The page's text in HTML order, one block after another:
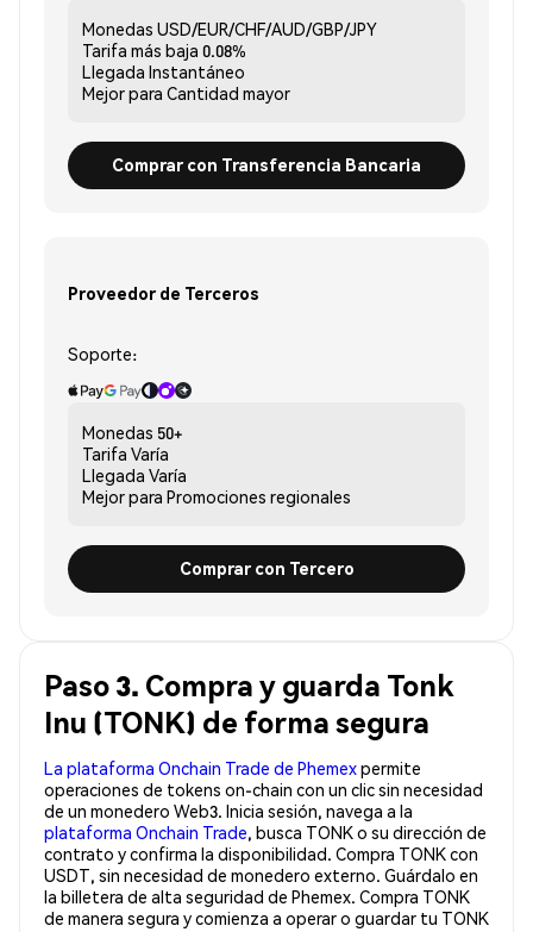
Monedas USD/EUR/CHF/AUD/GBP/JPY
Tarifa más baja 0.08%
Llegada Instantáneo
Mejor para Cantidad mayor
Comprar con Transferencia Bancaria
Proveedor de Terceros
Soporte:
Monedas 50+
Tarifa Varía
Llegada Varía
Mejor para Promociones regionales
Comprar con Tercero
Paso 3. Compra y guarda Tonk
Inu (TONK) de forma segura
La plataforma Onchain Trade de Phemexpermite
operaciones de tokens on-chain con un clic sin necesidad
de un monedero Web3. Inicia sesión, navega a la
plataforma Onchain Trade, busca TONK o su dirección de
contrato y confirma la disponibilidad. Compra TONK con
USDT, sin necesidad de monedero externo. Guárdalo en
la billetera de alta seguridad de Phemex. Compra TONK
de manera segura y comienza a operar o guardar tu TONK